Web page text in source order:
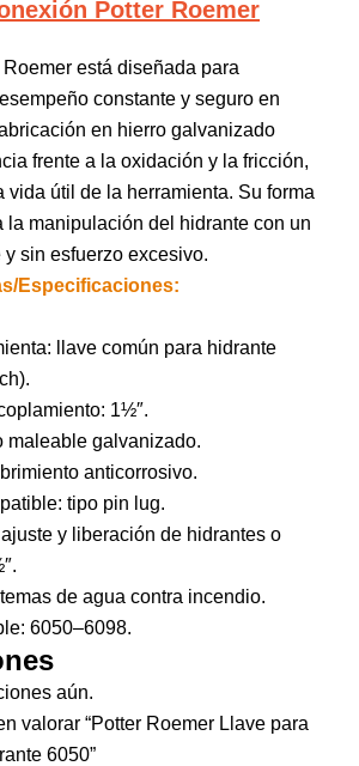
Potter Roemer
está diseñada para
constante y seguro en
en hierro galvanizado
frente a la oxidación y la fricción,
vida útil de la herramienta. Su forma
la manipulación del hidrante con un
sin esfuerzo excesivo.
Especificaciones:
llave común para hidrante
1½″.
maleable galvanizado.
anticorrosivo.
tipo pin lug.
y liberación de hidrantes o
de agua contra incendio.
6050–6098.
aún.
valorar “Potter Roemer Llave para
6050”